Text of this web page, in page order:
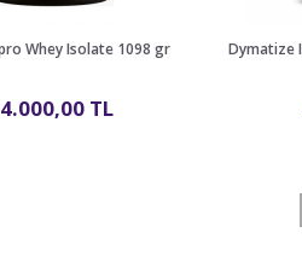
Whey Isolate 1098 gr
4.000,00 TL
Dymatize